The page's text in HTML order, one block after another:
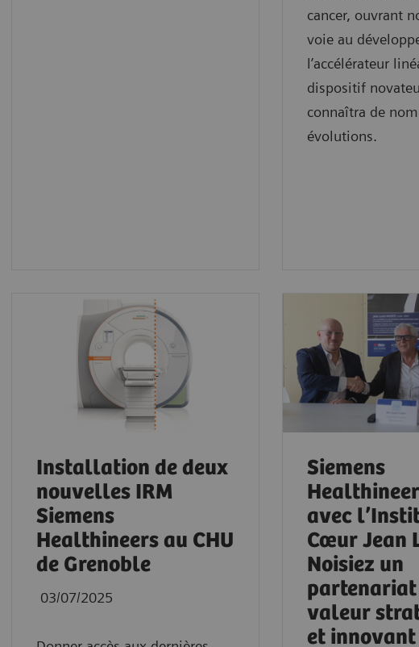
cancer, ouvrant
voie au
l’accélérateur
dispositif
connaîtra de
évolutions.
Installation de deux
nouvelles IRM
Siemens
Healthineers au CHU
de Grenoble
03/07/2025
Siemens
avec
Cœur Jean
Noisiez un
partenariat
valeur
et innovant